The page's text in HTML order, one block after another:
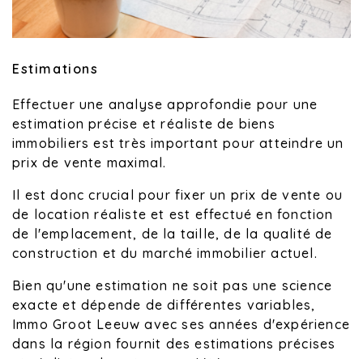
Estimations
Effectuer une analyse approfondie pour une
estimation précise et réaliste de biens
immobiliers est très important pour atteindre un
prix de vente maximal.
Il est donc crucial pour fixer un prix de vente ou
de location réaliste et est effectué en fonction
de l'emplacement, de la taille, de la qualité de
construction et du marché immobilier actuel.
Bien qu'une estimation ne soit pas une science
exacte et dépende de différentes variables,
Immo Groot Leeuw avec ses années d'expérience
dans la région fournit des estimations précises